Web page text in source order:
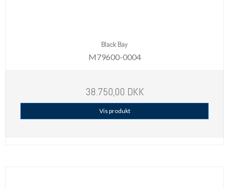
Black Bay
M79600-0004
38.750,00 DKK
Vis produkt